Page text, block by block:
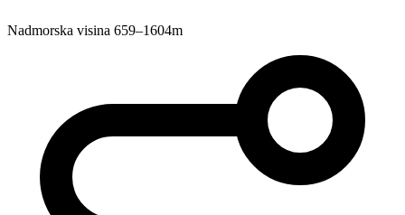
Nadmorska visina 659–1604m